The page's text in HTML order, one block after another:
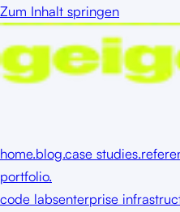
Zum Inhalt springen
home.blog.case studies.
portfolio.
code labsenterprise